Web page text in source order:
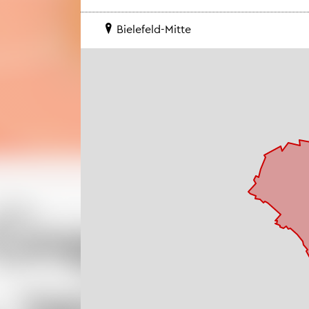
Bie­le­feld-Mitte